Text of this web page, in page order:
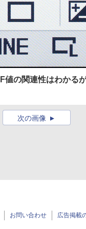
値の関連性はわか
次の画像
お問い合わせ 広告掲載